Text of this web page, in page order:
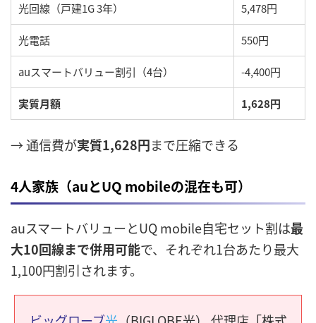
光回線（戸建1G 3年） 5,478円
光電話 550円
auスマートバリュー割引（4台） -4,400円
実質月額 1,628円
→ 通信費が実質1,628円まで圧縮できる
4人家族（auとUQ mobileの混在も可）
auスマートバリューとUQ mobile自宅セット割は最
大10回線まで併用可能で、それぞれ1台あたり最大
1,100円割引されます。